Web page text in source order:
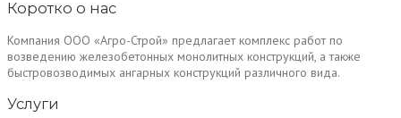
Коротко о нас
Компания ООО «Агро-Строй» предлагает комплекс работ по
возведению железобетонных монолитных конструкций, а также
быстровозводимых ангарных конструкций различного вида.
Услуги